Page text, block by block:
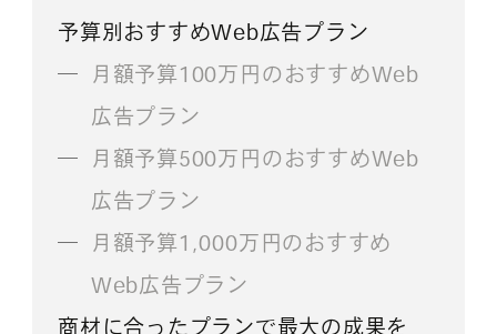
予算別おすすめWeb広告プラン
月額予算100万円のおすすめWeb
広告プラン
月額予算500万円のおすすめWeb
広告プラン
月額予算1,000万円のおすすめ
Web広告プラン
商材に合ったプランで最大の成果を